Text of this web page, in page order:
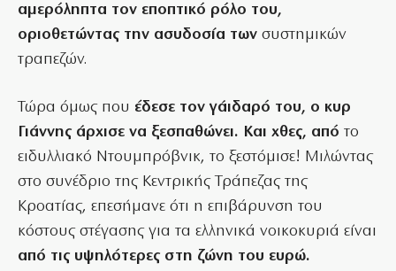
αμερόληπτα τον εποπτικό ρόλο του,
οριοθετώντας την ασυδοσία των συστημικών
τραπεζών.
Τώρα όμως που έδεσε τον γάιδαρό του, ο κυρ
Γιάννης άρχισε να ξεσπαθώνει. Και χθες, από το
ειδυλλιακό Ντουμπρόβνικ, το ξεστόμισε! Μιλώντας
στο συνέδριο της Κεντρικής Τράπεζας της
Κροατίας, επεσήμανε ότι η επιβάρυνση του
κόστους στέγασης για τα ελληνικά νοικοκυριά είναι
από τις υψηλότερες στη ζώνη του ευρώ.